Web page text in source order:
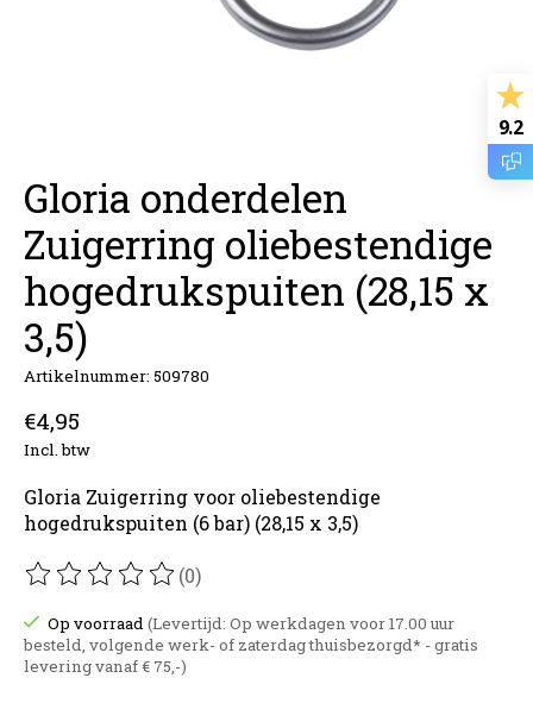
Gloria onderdelen
Zuigerring oliebestendige
hogedrukspuiten (28,15 x
3,5)
Artikelnummer: 509780
€4,95
Incl. btw
Gloria Zuigerring voor oliebestendige
hogedrukspuiten (6 bar) (28,15 x 3,5)
De beoordeling van dit product is
(0)
Op voorraad (Levertijd: Op werkdagen voor 17.00 uur
besteld, volgende werk- of zaterdag thuisbezorgd* - gratis
levering vanaf € 75,-)
9.2